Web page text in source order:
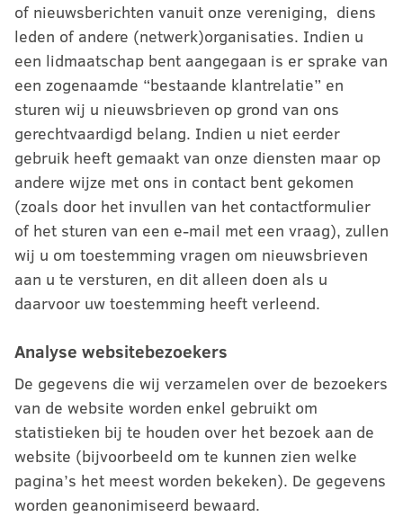
of nieuwsberichten vanuit onze vereniging, diens
leden of andere (netwerk)organisaties. Indien u
een lidmaatschap bent aangegaan is er sprake van
een zogenaamde “bestaande klantrelatie” en
sturen wij u nieuwsbrieven op grond van ons
gerechtvaardigd belang. Indien u niet eerder
gebruik heeft gemaakt van onze diensten maar op
andere wijze met ons in contact bent gekomen
(zoals door het invullen van het contactformulier
of het sturen van een e-mail met een vraag), zullen
wij u om toestemming vragen om nieuwsbrieven
aan u te versturen, en dit alleen doen als u
daarvoor uw toestemming heeft verleend.
Analyse websitebezoekers
De gegevens die wij verzamelen over de bezoekers
van de website worden enkel gebruikt om
statistieken bij te houden over het bezoek aan de
website (bijvoorbeeld om te kunnen zien welke
pagina’s het meest worden bekeken). De gegevens
worden geanonimiseerd bewaard.